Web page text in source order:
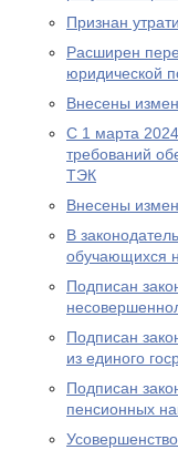
Признан
Расширен
юридической
Внесены
С 1 марта 2024
требований
ТЭК
Внесены
В
обучающихся
Подписан
Подписан
из единого
Подписан
пенсионных